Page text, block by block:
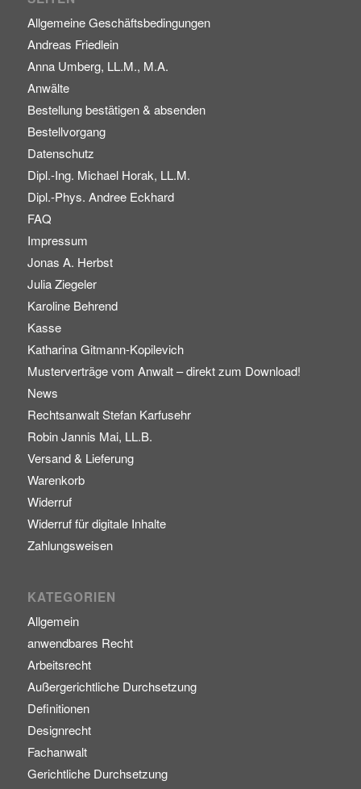
Allgemeine Geschäftsbedingungen
Andreas Friedlein
Anna Umberg, LL.M., M.A.
Anwälte
Bestellung bestätigen & absenden
Bestellvorgang
Datenschutz
Dipl.-Ing. Michael Horak, LL.M.
Dipl.-Phys. Andree Eckhard
FAQ
Impressum
Jonas A. Herbst
Julia Ziegeler
Karoline Behrend
Kasse
Katharina Gitmann-Kopilevich
Musterverträge vom Anwalt – direkt zum Download!
News
Rechtsanwalt Stefan Karfusehr
Robin Jannis Mai, LL.B.
Versand & Lieferung
Warenkorb
Widerruf
Widerruf für digitale Inhalte
Zahlungsweisen
KATEGORIEN
Allgemein
anwendbares Recht
Arbeitsrecht
Außergerichtliche Durchsetzung
Definitionen
Designrecht
Fachanwalt
Gerichtliche Durchsetzung